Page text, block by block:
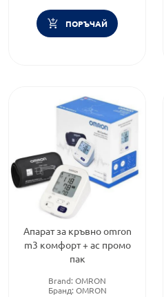
ПОРЪЧАЙ
Апарат за кръвно omron
m3 комфорт + ac промо
пак
Brand: OMRON
Бранд: OMRON